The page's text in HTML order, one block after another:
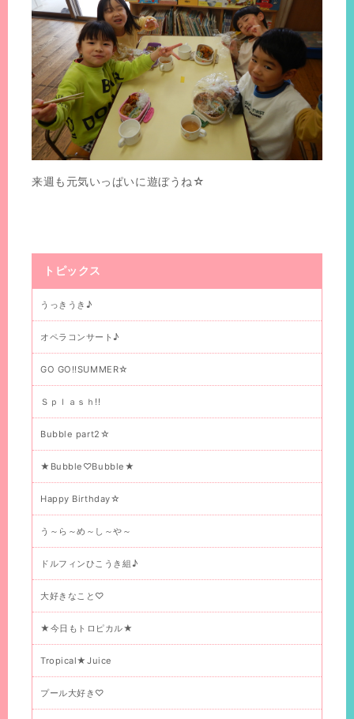
来週も元気いっぱいに遊ぼうね☆
トピックス
うっきうき♪
オペラコンサート♪
GO GO!!SUMMER☆
Ｓｐｌａｓｈ!!
Bubble part2☆
★Bubble♡Bubble★
Happy Birthday☆
う～ら～め～し～や～
ドルフィンひこうき組♪
大好きなこと♡
★今日もトロピカル★
Tropical★Juice
プール大好き♡